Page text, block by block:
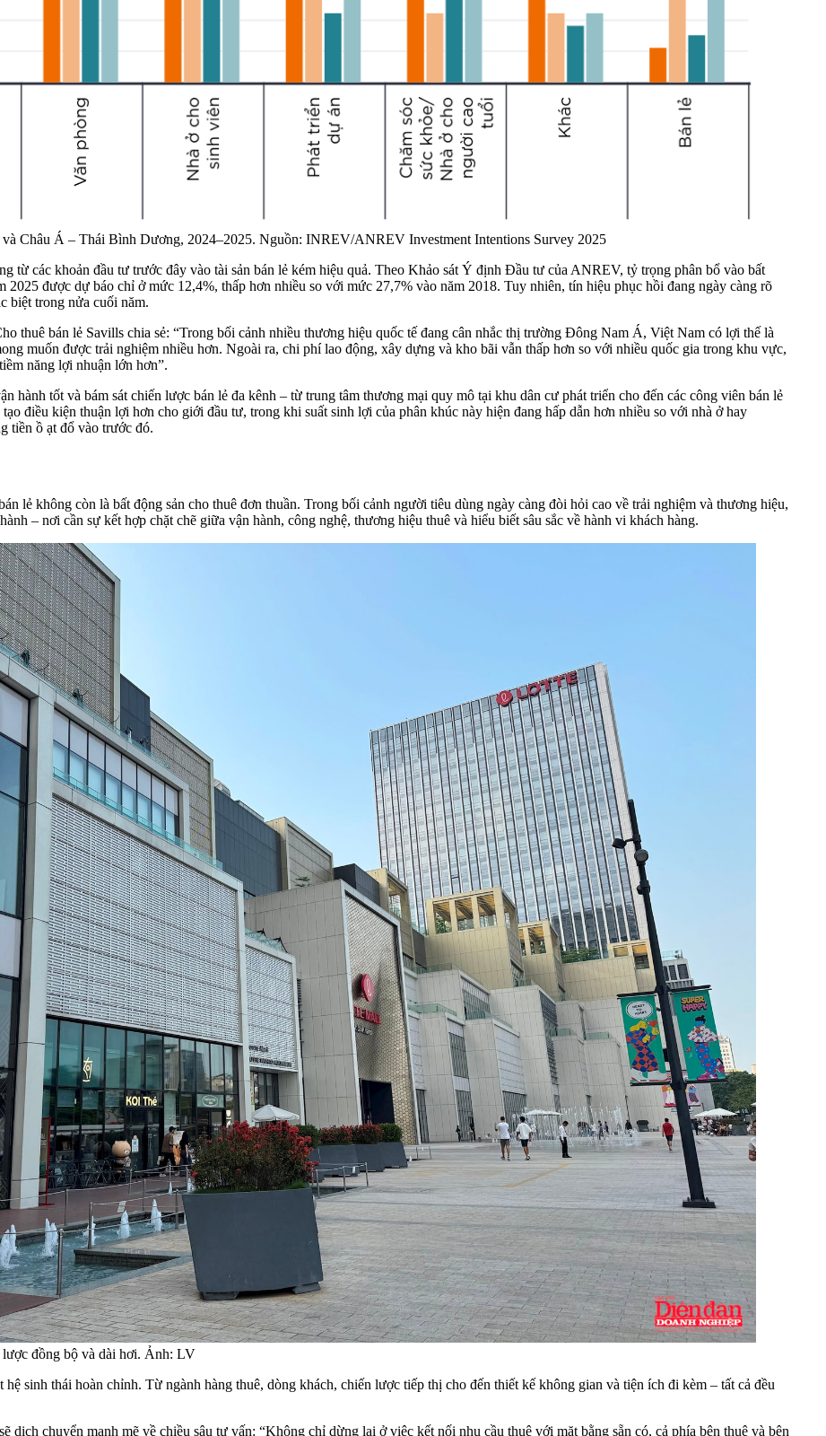
và Châu Á – Thái Bình Dương, 2024–2025. Nguồn: INREV/ANREV Investment Intentions Survey 2025
từ các khoản đầu tư trước đây vào tài sản bán lẻ kém hiệu quả. Theo Khảo sát Ý định Đầu tư của ANREV, tỷ trọng phân bổ vào bất
2025 được dự báo chỉ ở mức 12,4%, thấp hơn nhiều so với mức 27,7% vào năm 2018. Tuy nhiên, tín hiệu phục hồi đang ngày càng rõ
biệt trong nửa cuối năm.
thuê bán lẻ Savills chia sẻ: “Trong bối cảnh nhiều thương hiệu quốc tế đang cân nhắc thị trường Đông Nam Á, Việt Nam có lợi thế là
muốn được trải nghiệm nhiều hơn. Ngoài ra, chi phí lao động, xây dựng và kho bãi vẫn thấp hơn so với nhiều quốc gia trong khu vực,
năng lợi nhuận lớn hơn”.
hành tốt và bám sát chiến lược bán lẻ đa kênh – từ trung tâm thương mại quy mô tại khu dân cư phát triển cho đến các công viên bán lẻ
điều kiện thuận lợi hơn cho giới đầu tư, trong khi suất sinh lợi của phân khúc này hiện đang hấp dẫn hơn nhiều so với nhà ở hay
tiền ồ ạt đổ vào trước đó.
lẻ không còn là bất động sản cho thuê đơn thuần. Trong bối cảnh người tiêu dùng ngày càng đòi hỏi cao về trải nghiệm và thương hiệu,
– nơi cần sự kết hợp chặt chẽ giữa vận hành, công nghệ, thương hiệu thuê và hiểu biết sâu sắc về hành vi khách hàng.
lược đồng bộ và dài hơi. Ảnh: LV
sinh thái hoàn chỉnh. Từ ngành hàng thuê, dòng khách, chiến lược tiếp thị cho đến thiết kế không gian và tiện ích đi kèm – tất cả đều
dịch chuyển mạnh mẽ về chiều sâu tư vấn: “Không chỉ dừng lại ở việc kết nối nhu cầu thuê với mặt bằng sẵn có, cả phía bên thuê và bên